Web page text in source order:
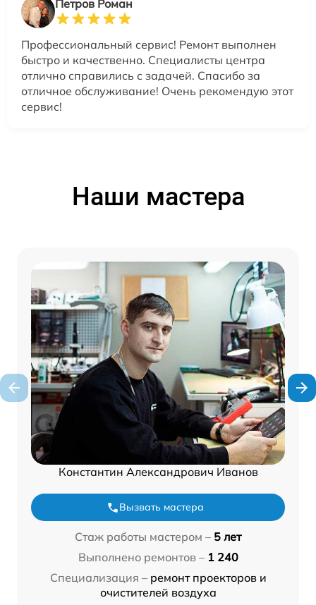
Петров Роман
Профессиональный сервис! Ремонт выполнен
быстро и качественно. Специалисты центра
отлично справились с задачей. Спасибо за
отличное обслуживание! Очень рекомендую этот
сервис!
Наши мастера
Константин Александрович Иванов
Вызвать мастера
Стаж работы мастером – 5 лет
Выполнено ремонтов – 1 240
Специализация – ремонт проекторов и
очистителей воздуха